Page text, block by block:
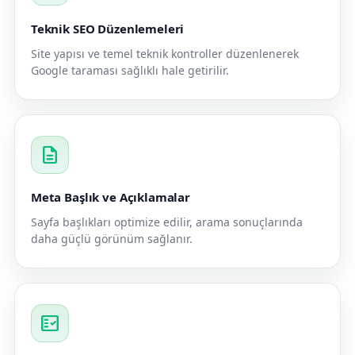
Teknik SEO Düzenlemeleri
Site yapısı ve temel teknik kontroller düzenlenerek
Google taraması sağlıklı hale getirilir.
description
Meta Başlık ve Açıklamalar
Sayfa başlıkları optimize edilir, arama sonuçlarında
daha güçlü görünüm sağlanır.
fact_check